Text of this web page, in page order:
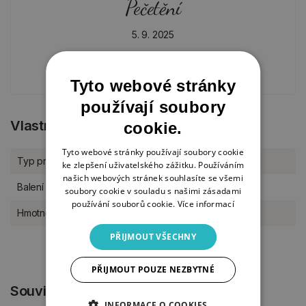
Pečetění
5. 9. 2025
Vlastnosti produktu
Typ produktu Dekorace
Balení kus
Hmotnost
Související produkty
Tyto webové stránky
používají soubory
cookie.
Tyto webové stránky používají soubory cookie
ke zlepšení uživatelského zážitku. Používáním
našich webových stránek souhlasíte se všemi
soubory cookie v souladu s našimi zásadami
používání souborů cookie. Více informací
PŘIJMOUT VŠECHNY
PŘIJMOUT POUZE NEZBYTNÉ